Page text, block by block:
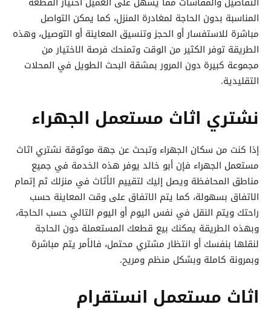
المناسبة بدون الحاجة لمغادرة المنزل، كما يمكن التواصل
مباشرة للاستفسار أو الحجز وتنسيق المعاينة أو التوصيل، وهذه
الطريقة توفر الكثير من الوقت وتمنحك فرصة الاختيار من
مجموعة كبيرة دون المرور بمشقة البحث الطويل في المحلات
التقليدية.
نشتري اثاث مستعمل الجهراء
إذا كنت من سكان الجهراء وتبحث عن جهة موثوقة نشتري اثاث
مستعمل الجهراء فإن أبو خالد يوفر هذه الخدمة في جميع
مناطق المحافظة ويصل إليك لتقييم الأثاث في منزلك ثم إتمام
الاتفاق بسهولة، كما يتم الاتفاق على وقت المعاينة حسب
راحتك ويتم النقل في نفس اليوم أو اليوم التالي حسب الحاجة،
وبهذه الطريقة يمكنك بيع قطعك المستعملة دون الحاجة
لنقلها بنفسك أو انتظار مشتري محتمل، فالأمر يتم مباشرة
وبمرونة كاملة وبشكل منظم ومريح.
اثاث مستعمل انستقرام